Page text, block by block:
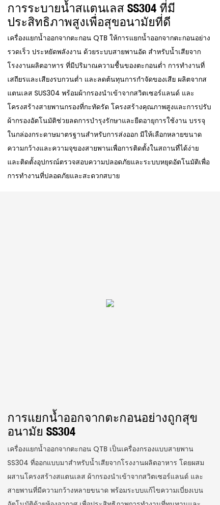
การระบายน้ำสแตนเลส SS304 ที่มี
ประสิทธิภาพสูงเพื่อสุขอนามัยที่ดี
เครื่องแยกน้ำออกจากตะกอน QTB ให้การแยกน้ำออกจากตะกอนอย่าง
รวดเร็ว ประหยัดพลังงาน ด้วยระบบสายพานอัด สำหรับน้ำเสียจาก
โรงงานผลิตอาหาร ที่มีปริมาณความชื้นของตะกอนต่ำ การทำงานที่
เสถียรและเสียงรบกวนต่ำ และลดต้นทุนการกำจัดของเสีย ผลิตจากส
แตนเลส SUS304 พร้อมผ้ากรองนำเข้าจากสวิตเซอร์แลนด์ และ
โครงสร้างสายพานกรองที่กะทัดรัด โครงสร้างคุณภาพสูงและการปรับ
ผ้ากรองอัตโนมัติช่วยลดการบำรุงรักษาและยืดอายุการใช้งาน บรรจุ
ในกล่องกระดาษมาตรฐานสำหรับการส่งออก มีให้เลือกหลายขนาด
ความกว้างและความจุของสายพานเพื่อการติดตั้งในสถานที่ได้ง่าย
และติดตั้งอุปกรณ์ตรวจสอบความปลอดภัยและระบบหยุดอัตโนมัติเพื่อ
การทำงานที่ปลอดภัยและสะดวกสบาย
การแยกน้ำออกจากตะกอนอย่างถูกสุข
อนามัย SS304
เครื่องแยกน้ำออกจากตะกอน QTB เป็นเครื่องกรองแบบสายพาน
SS304 ที่ออกแบบมาสำหรับน้ำเสียจากโรงงานผลิตอาหาร โดยผสม
ผสานโครงสร้างสแตนเลส ผ้ากรองนำเข้าจากสวิตเซอร์แลนด์ และ
สายพานที่มีความกว้างหลายขนาด พร้อมระบบแก้ไขความเบี่ยงเบน